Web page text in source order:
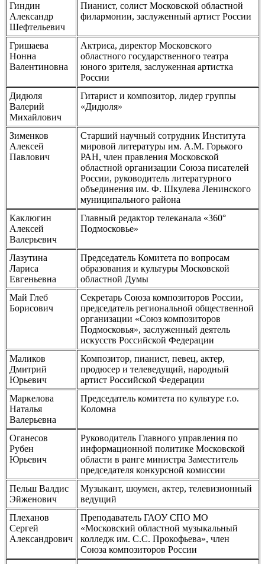
Гиндин
Александр
Шефтельевич
Пианист, солист Московской областной
филармонии, заслуженный артист России
Гришаева
Нонна
Валентиновна
Актриса, директор Московского
областного государственного театра
юного зрителя, заслуженная артистка
России
Дидюля
Валерий
Михайлович
Гитарист и композитор, лидер группы
«Дидюля»
Зименков
Алексей
Павлович
Старший научный сотрудник Института
мировой литературы им. А.М. Горького
РАН, член правления Московской
областной организации Союза писателей
России, руководитель литературного
объединения им. Ф. Шкулева Ленинского
муниципального района
Каклюгин
Алексей
Валерьевич
Главный редактор телеканала «360°
Подмосковье»
Лазутина
Лариса
Евгеньевна
Председатель Комитета по вопросам
образования и культуры Московской
областной Думы
Май Глеб
Борисович
Секретарь Союза композиторов России,
председатель региональной общественной
организации «Союз композиторов
Подмосковья», заслуженный деятель
искусств Российской Федерации
Маликов
Дмитрий
Юрьевич
Композитор, пианист, певец, актер,
продюсер и телеведущий, народный
артист Российской Федерации
Маркелова
Наталья
Валерьевна
Председатель комитета по культуре г.о.
Коломна
Оганесов
Рубен
Юрьевич
Руководитель Главного управления по
информационной политике Московской
области в ранге министра Заместитель
председателя конкурсной комиссии
Пельш Валдис
Эйженович
Музыкант, шоумен, актер, телевизионный
ведущий
Плеханов
Сергей
Александрович
Преподаватель ГАОУ СПО МО
«Московский областной музыкальный
колледж им. С.С. Прокофьева», член
Союза композиторов России